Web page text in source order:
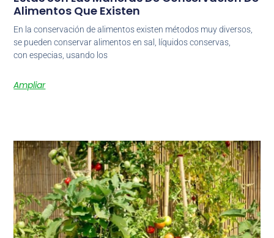
Alimentos Que Existen
En la conservación de alimentos existen métodos muy diversos,
se pueden conservar alimentos en sal, líquidos conservas,
con especias, usando los
Ampliar